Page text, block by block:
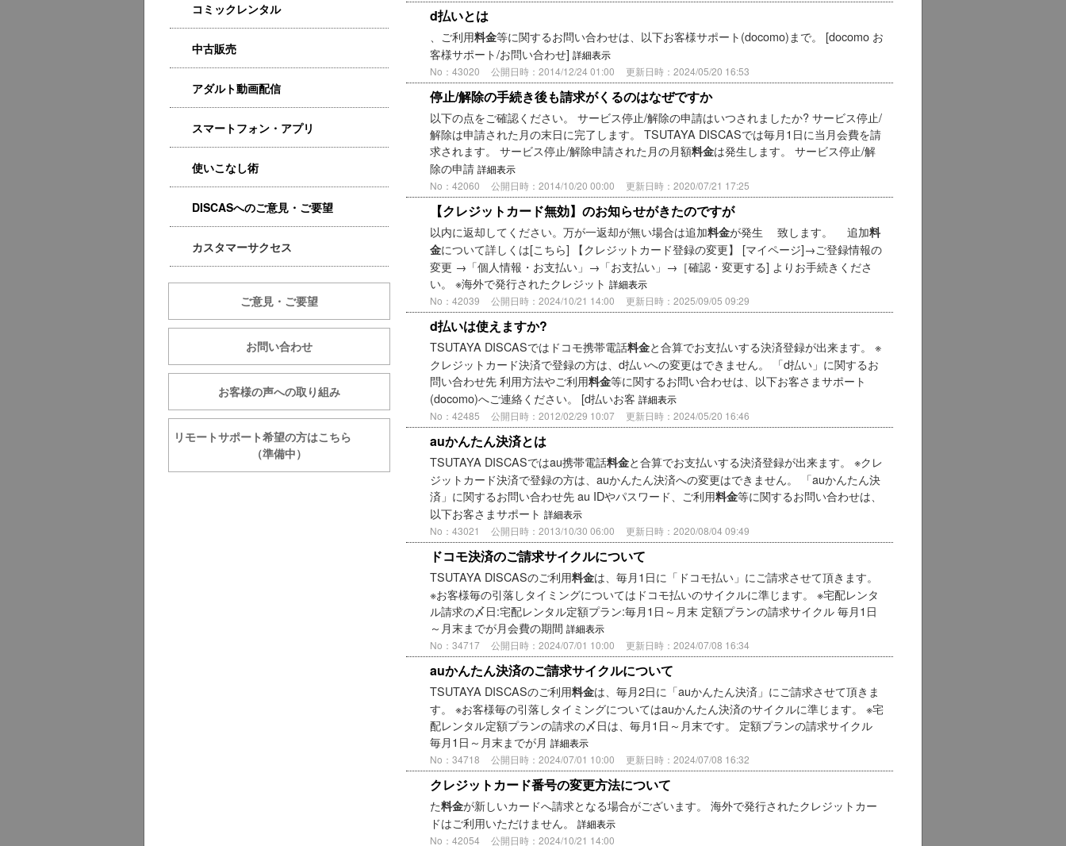
コミックレンタル
中古販売
アダルト動画配信
スマートフォン・アプリ
使いこなし術
DISCASへのご意見・ご要望
カスタマーサクセス
ご意見・ご要望
お問い合わせ
お客様の声への取り組み
リモートサポート希望の方はこちら
（準備中）
d払いとは
、ご利用料金等に関するお問い合わせは、以下お客様サポート(docomo)まで。 [docomo お
客様サポート/お問い合わせ] 詳細表示
No：43020 公開日時：2014/12/24 01:00 更新日時：2024/05/20 16:53
停止/解除の手続き後も請求がくるのはなぜですか
以下の点をご確認ください。 サービス停止/解除の申請はいつされましたか? サービス停止/
解除は申請された月の末日に完了します。 TSUTAYA DISCASでは毎月1日に当月会費を請
求されます。 サービス停止/解除申請された月の月額料金は発生します。 サービス停止/解
除の申請 詳細表示
No：42060 公開日時：2014/10/20 00:00 更新日時：2020/07/21 17:25
【クレジットカード無効】のお知らせがきたのですが
以内に返却してください。万が一返却が無い場合は追加料金が発生 致します。 追加料
金について詳しくは[こちら] 【クレジットカード登録の変更】 [マイページ]→ご登録情報の
変更 →「個人情報・お支払い」→「お支払い」→［確認・変更する] よりお手続きくださ
い。 ※海外で発行されたクレジット 詳細表示
No：42039 公開日時：2024/10/21 14:00 更新日時：2025/09/05 09:29
d払いは使えますか?
TSUTAYA DISCASではドコモ携帯電話料金と合算でお支払いする決済登録が出来ます。 ※
クレジットカード決済で登録の方は、d払いへの変更はできません。 「d払い」に関するお
問い合わせ先 利用方法やご利用料金等に関するお問い合わせは、以下お客さまサポート
(docomo)へご連絡ください。 [d払いお客 詳細表示
No：42485 公開日時：2012/02/29 10:07 更新日時：2024/05/20 16:46
auかんたん決済とは
TSUTAYA DISCASではau携帯電話料金と合算でお支払いする決済登録が出来ます。 ※クレ
ジットカード決済で登録の方は、auかんたん決済への変更はできません。 「auかんたん決
済」に関するお問い合わせ先 au IDやパスワード、ご利用料金等に関するお問い合わせは、
以下お客さまサポート 詳細表示
No：43021 公開日時：2013/10/30 06:00 更新日時：2020/08/04 09:49
ドコモ決済のご請求サイクルについて
TSUTAYA DISCASのご利用料金は、毎月1日に「ドコモ払い」にご請求させて頂きます。
※お客様毎の引落しタイミングについてはドコモ払いのサイクルに準じます。 ※宅配レンタ
ル請求の〆日:宅配レンタル定額プラン:毎月1日～月末 定額プランの請求サイクル 毎月1日
～月末までが月会費の期間 詳細表示
No：34717 公開日時：2024/07/01 10:00 更新日時：2024/07/08 16:34
auかんたん決済のご請求サイクルについて
TSUTAYA DISCASのご利用料金は、毎月2日に「auかんたん決済」にご請求させて頂きま
す。 ※お客様毎の引落しタイミングについてはauかんたん決済のサイクルに準じます。 ※宅
配レンタル定額プランの請求の〆日は、毎月1日～月末です。 定額プランの請求サイクル
毎月1日～月末までが月 詳細表示
No：34718 公開日時：2024/07/01 10:00 更新日時：2024/07/08 16:32
クレジットカード番号の変更方法について
た料金が新しいカードへ請求となる場合がございます。 海外で発行されたクレジットカー
ドはご利用いただけません。
詳細表示
No：42054 公開日時：2024/10/21 14:00